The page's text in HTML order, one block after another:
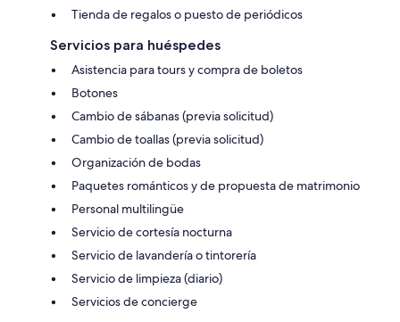
Tienda de regalos o puesto de periódicos
Servicios para huéspedes
Asistencia para tours y compra de boletos
Botones
Cambio de sábanas (previa solicitud)
Cambio de toallas (previa solicitud)
Organización de bodas
Paquetes románticos y de propuesta de matrimonio
Personal multilingüe
Servicio de cortesía nocturna
Servicio de lavandería o tintorería
Servicio de limpieza (diario)
Servicios de concierge